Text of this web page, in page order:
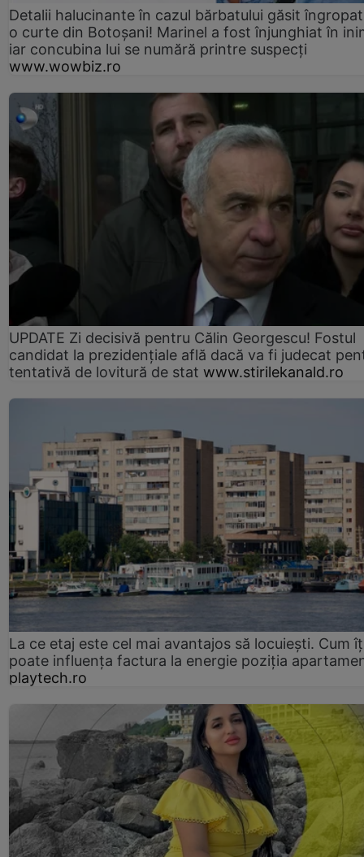
Detalii halucinante în cazul bărbatului găsit
o curte din Botoșani! Marinel a fost înjunghiat în
iar concubina lui se numără printre suspecți
www.wowbiz.ro
UPDATE Zi decisivă pentru Călin Georgescu! Fostul
candidat la prezidențiale află dacă va fi judecat
tentativă de lovitură de stat www.stirilekanald.ro
La ce etaj este cel mai avantajos să locuiești. Cum
poate influența factura la energie poziția
playtech.ro